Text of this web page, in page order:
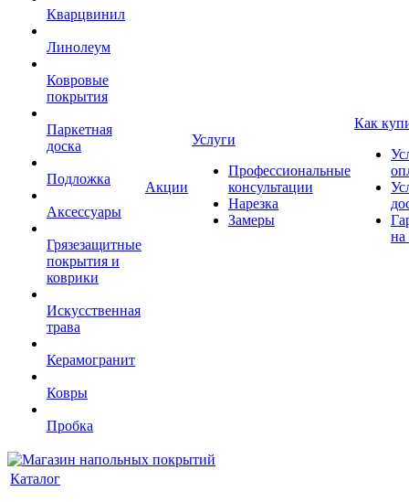
Кварцвинил
Линолеум
Ковровые
покрытия
Паркетная
доска
Подложка
Аксессуары
Грязезащитные
покрытия и
коврики
Искусственная
трава
Керамогранит
Ковры
Пробка
Акции
Услуги
Профессиональные
консультации
Нарезка
Замеры
Как
на
Каталог